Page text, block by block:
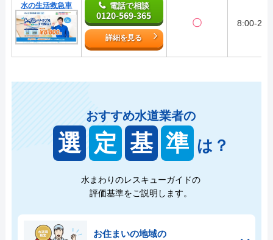
水の生活救急車 電話で相談
0120-569-365
詳細を見る
〇 8:00-
おすすめ水道業者の
選 定 基 準 は？
水まわりのレスキューガイドの
評価基準をご説明します。
お住まいの地域の